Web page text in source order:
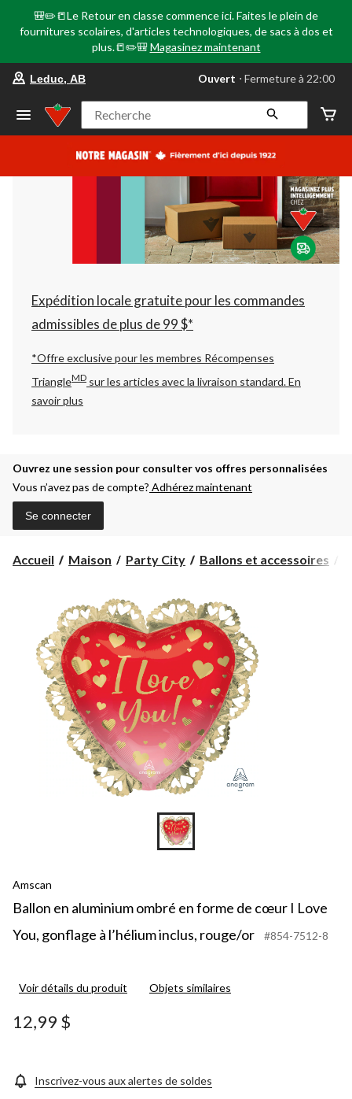
🎒✏️📒Le Retour en classe commence ici. Faites le plein de
fournitures scolaires, d'articles technologiques, de sacs à dos et
plus.📒✏️🎒 Magasinez maintenant
votre
préféré
Leduc,
AB,
courament
Fermeture
à
22:00
cliquer
pour
changer
Leduc, AB Ouvert ⋅ Fermeture à 22:00
Recherche
Expédition locale gratuite pour les commandes
admissibles de plus de 99 $*
*Offre exclusive pour les membres Récompenses
TriangleMD sur les articles avec la livraison standard.En
savoir plus
Ouvrez une session pour consulter vos offres personnalisées
Vous n’avez pas de compte? Adhérez maintenant
Se connecter
Accueil Maison Party City Ballons et accessoires
Amscan
Ballon en aluminium ombré en forme de cœur I Love
You, gonflage à l’hélium inclus, rouge/or
#854-7512-8
Voir détails du produit Objets similaires
12,99 $
Inscrivez-vous aux alertes de soldes